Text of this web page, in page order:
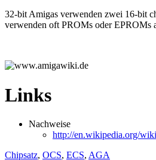
32-bit Amigas verwenden zwei 16-bit
verwenden oft PROMs oder EPROMs
Links
Nachweise
http://en.wikipedia.org/
Chipsatz, OCS, ECS, AGA